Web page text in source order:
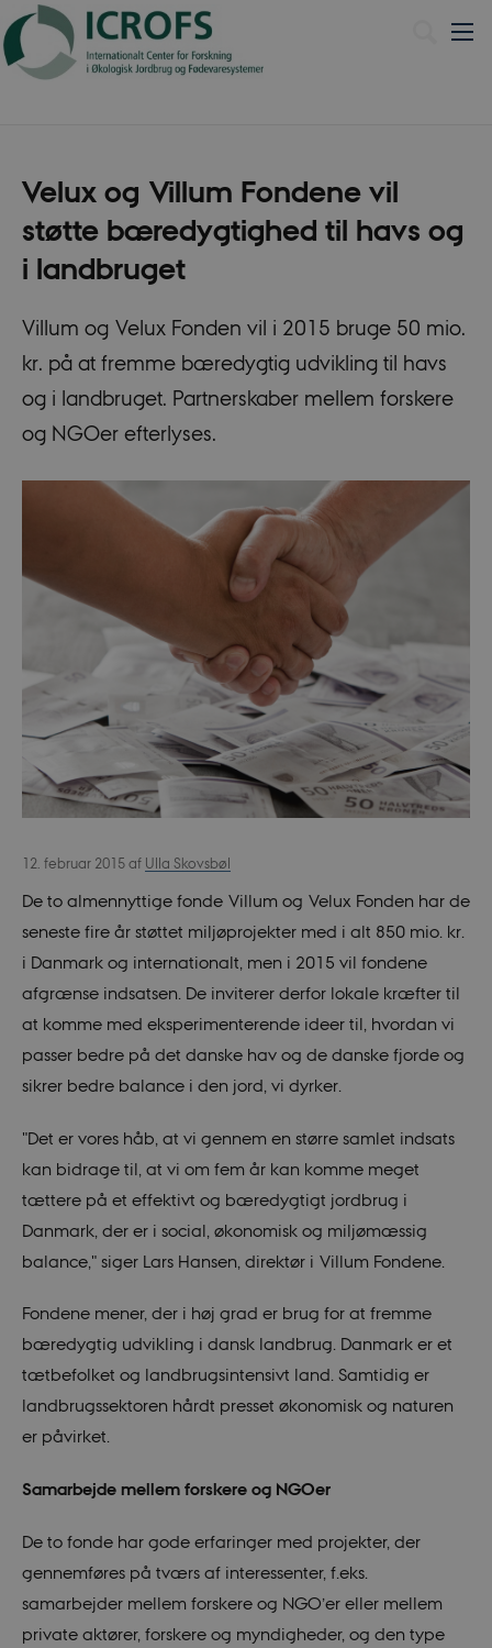
Velux og Villum Fondene vil
støtte bæredygtighed til havs og
i landbruget
Villum og Velux Fonden vil i 2015 bruge 50 mio.
kr. på at fremme bæredygtig udvikling til havs
og i landbruget. Partnerskaber mellem forskere
og NGOer efterlyses.
12. februar 2015 af Ulla Skovsbøl
De to almennyttige fonde Villum og Velux Fonden har de
seneste fire år støttet miljøprojekter med i alt 850 mio. kr.
i Danmark og internationalt, men i 2015 vil fondene
afgrænse indsatsen. De inviterer derfor lokale kræfter til
at komme med eksperimenterende ideer til, hvordan vi
passer bedre på det danske hav og de danske fjorde og
sikrer bedre balance i den jord, vi dyrker.
"Det er vores håb, at vi gennem en større samlet indsats
kan bidrage til, at vi om fem år kan komme meget
tættere på et effektivt og bæredygtigt jordbrug i
Danmark, der er i social, økonomisk og miljømæssig
balance," siger Lars Hansen, direktør i Villum Fondene.
Fondene mener, der i høj grad er brug for at fremme
bæredygtig udvikling i dansk landbrug. Danmark er et
tætbefolket og landbrugsintensivt land. Samtidig er
landbrugssektoren hårdt presset økonomisk og naturen
er påvirket.
Samarbejde mellem forskere og NGOer
De to fonde har gode erfaringer med projekter, der
gennemføres på tværs af interessenter, f.eks.
samarbejder mellem forskere og NGO’er eller mellem
private aktører, forskere og myndigheder, og den type